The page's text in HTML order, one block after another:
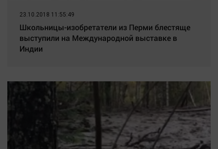
23.10.2018 11:55:49
Школьницы-изобретатели из Перми блестяще
выступили на Международной выставке в
Индии